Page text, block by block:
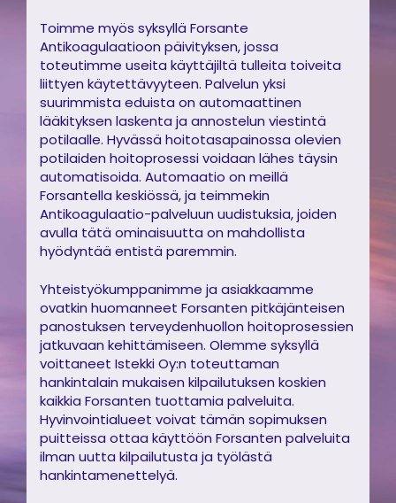
Toimme myös syksyllä Forsante
Antikoagulaatioon päivityksen, jossa
toteutimme useita käyttäjiltä tulleita toiveita
liittyen käytettävyyteen. Palvelun yksi
suurimmista eduista on automaattinen
lääkityksen laskenta ja annostelun viestintä
potilaalle. Hyvässä hoitotasapainossa olevien
potilaiden hoitoprosessi voidaan lähes täysin
automatisoida. Automaatio on meillä
Forsantella keskiössä, ja teimmekin
Antikoagulaatio-palveluun uudistuksia, joiden
avulla tätä ominaisuutta on mahdollista
hyödyntää entistä paremmin.
Yhteistyökumppanimme ja asiakkaamme
ovatkin huomanneet Forsanten pitkäjänteisen
panostuksen terveydenhuollon hoitoprosessien
jatkuvaan kehittämiseen. Olemme syksyllä
voittaneet Istekki Oy:n toteuttaman
hankintalain mukaisen kilpailutuksen koskien
kaikkia Forsanten tuottamia palveluita.
Hyvinvointialueet voivat tämän sopimuksen
puitteissa ottaa käyttöön Forsanten palveluita
ilman uutta kilpailutusta ja työlästä
hankintamenettelyä.